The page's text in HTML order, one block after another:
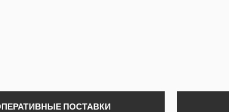
ПОСТАВКИ